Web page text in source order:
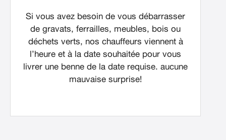
Si vous avez besoin de vous débarrasser
de gravats, ferrailles, meubles, bois ou
déchets verts, nos chauffeurs viennent à
l’heure et à la date souhaitée pour vous
livrer une benne de la date requise. aucune
mauvaise surprise!